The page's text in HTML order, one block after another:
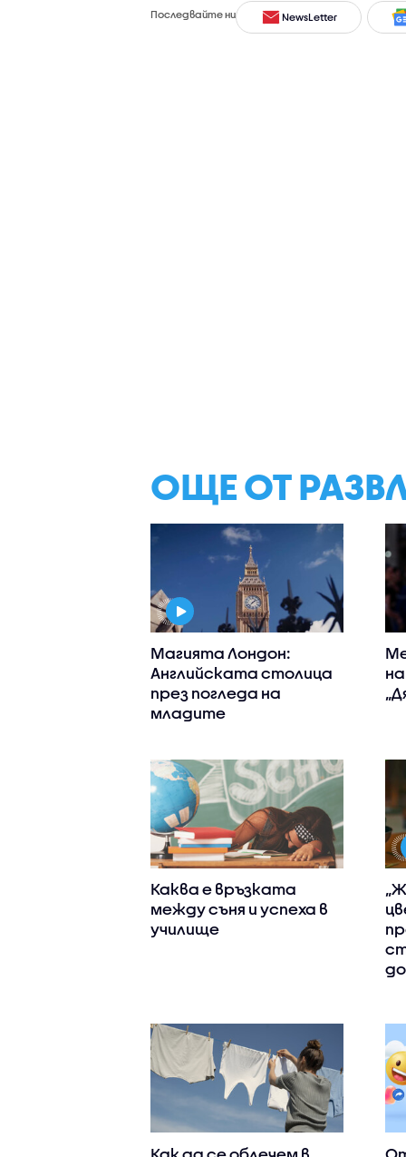
Последвайте ни NewsLetter
ОЩЕ ОТ
Магията Лондон:
Английската столица
през погледа на
младите
Каква е връзката
между съня и успеха в
училище
Как да се облечем в